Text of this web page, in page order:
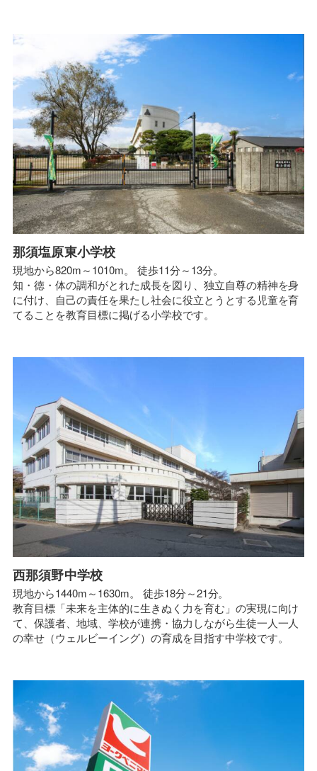
那須塩原東小学校
現地から820m～1010m。 徒歩11分～13分。
知・徳・体の調和がとれた成長を図り、独立自尊の精神を身
に付け、自己の責任を果たし社会に役立とうとする児童を育
てることを教育目標に掲げる小学校です。
西那須野中学校
現地から1440m～1630m。 徒歩18分～21分。
教育目標「未来を主体的に生きぬく力を育む」の実現に向け
て、保護者、地域、学校が連携・協力しながら生徒一人一人
の幸せ（ウェルビーイング）の育成を目指す中学校です。